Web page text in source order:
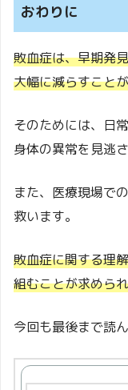
おわりに
敗血症は、早期発
大幅に減らすこと
そのためには、日
身体の異常を見逃
また、医療現場で
救います。
敗血症に関する理
組むことが求めら
今回も最後まで読